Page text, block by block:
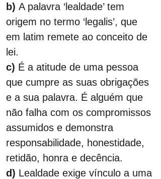
b) A palavra ‘lealdade’ tem
origem no termo ‘legalis’, que
em latim remete ao conceito de
lei.
c) É a atitude de uma pessoa
que cumpre as suas obrigações
e a sua palavra. É alguém que
não falha com os compromissos
assumidos e demonstra
responsabilidade, honestidade,
retidão, honra e decência.
d) Lealdade exige vínculo a uma